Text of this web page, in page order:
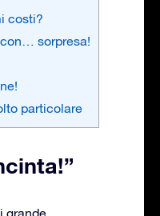
costi?
sorpresa!
particolare
grande